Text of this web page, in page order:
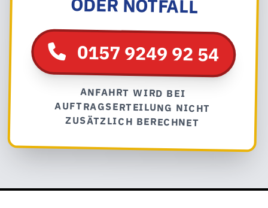
0157 9249 92 54
ANFAHRT WIRD BEI
AUFTRAGSERTEILUNG NICHT
ZUSÄTZLICH BERECHNET